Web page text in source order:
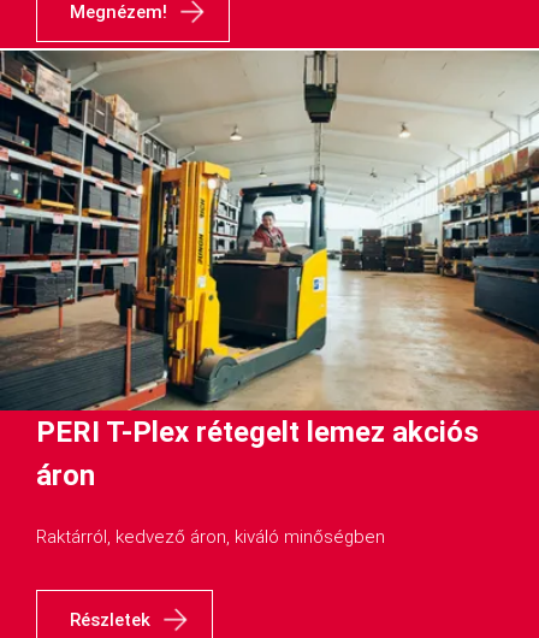
Megnézem!
PERI T-Plex rétegelt lemez akciós
áron
Raktárról, kedvező áron, kiváló minőségben
Részletek